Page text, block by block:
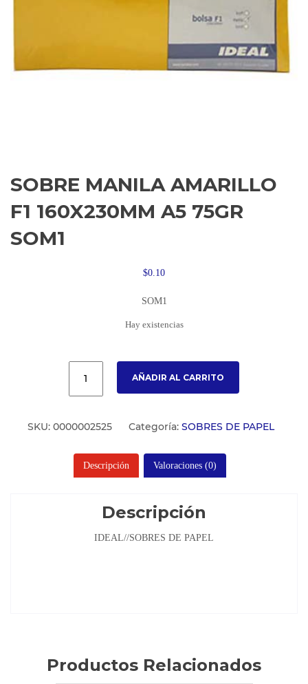
SOBRE MANILA AMARILLO
F1 160X230MM A5 75GR
SOM1
$0.10
SOM1
Hay existencias
AÑADIR AL CARRITO
SKU: 0000002525 Categoría: SOBRES DE PAPEL
Descripción Valoraciones (0)
Descripción
IDEAL//SOBRES DE PAPEL
Productos Relacionados